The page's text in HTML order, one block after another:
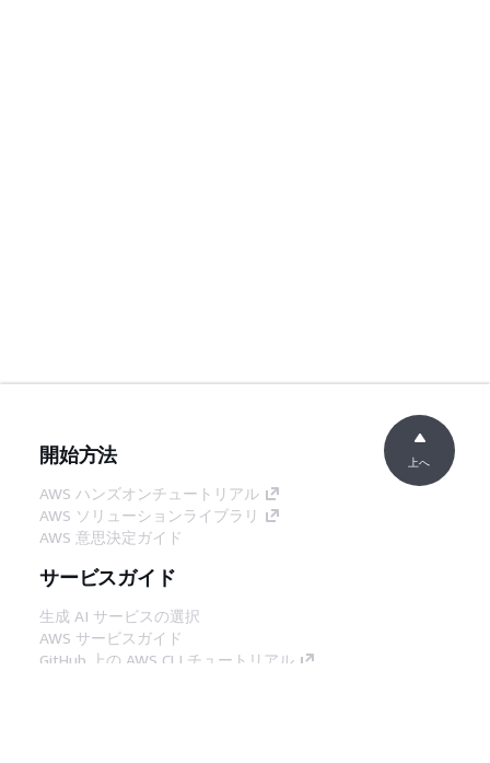
開始方法
AWS ハンズオンチュートリアル
AWS ソリューションライブラリ
AWS 意思決定ガイド
サービスガイド
生成 AI サービスの選択
AWS サービスガイド
GitHub 上の AWS CLI チュートリアル
上へ